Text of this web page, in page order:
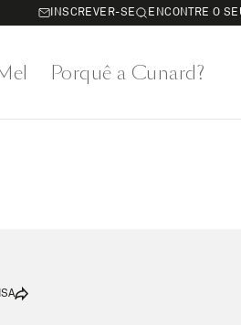
INSCREVER-SE ENCONTRE O
Porquê a Cunard?